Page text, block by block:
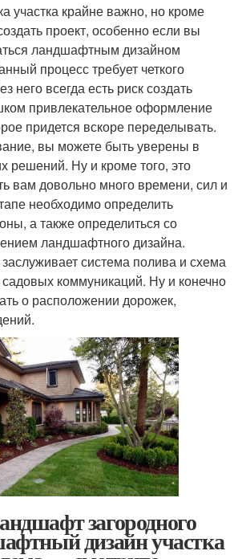
участка крайне важно, но кроме
проект, особенно если вы
ландшафтным дизайном
процесс требует четкого
него всегда есть риск создать
привлекательное оформление
придется вскоре переделывать.
вы можете быть уверены в
решений. Ну и кроме того, это
вам довольно много времени, сил и
необходимо определить
а также определиться со
ландшафтного дизайна.
система полива и схема
коммуникаций. Ну и конечно
о расположении дорожек,
загородного
дизайн участка